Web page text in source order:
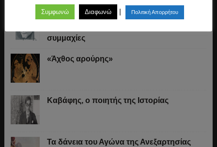
O Μακιαβέλι για την «ουδετερότητα» στον
συμμαχίες
«Άχθος αρούρης»
Καβάφης, ο ποιητής της Ιστορίας
Τα δάνεια του Αγώνα της Ανεξαρτησίας
Συμφωνώ Διαφωνώ | Πολιτική Απορρήτου